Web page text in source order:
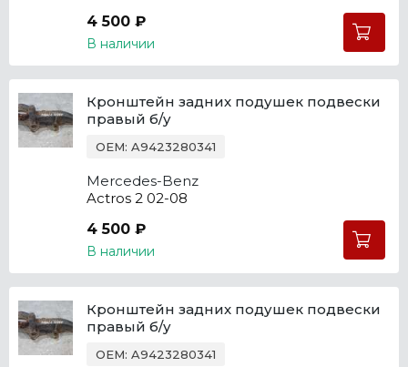
4 500 ₽
В наличии
Кронштейн задних подушек подвески
правый б/у
OEM: A9423280341
Mercedes-Benz
Actros 2 02-08
4 500 ₽
В наличии
Кронштейн задних подушек подвески
правый б/у
OEM: A9423280341